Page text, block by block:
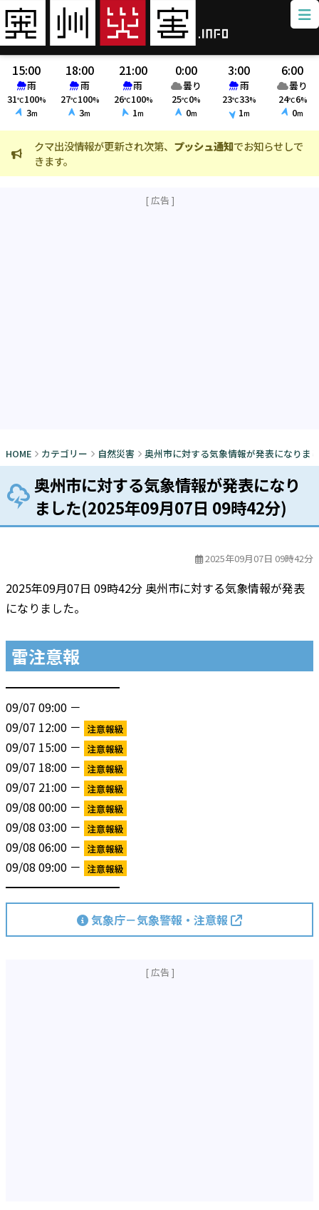
15:00
雨
31℃100%
3m
18:00
雨
27℃100%
3m
21:00
雨
26℃100%
1m
0:00
曇り
25℃0%
0m
3:00
雨
23℃33%
1m
6:00
曇り
24℃6%
0m
クマ出没情報が更新され次第、 プッシュ通知でお知らせしで
きます。
HOME カテゴリー 自然災害 奥州市に対する気象情報が発表になりま
奥州市に対する気象情報が発表になり
ました(2025年09月07日 09時42分)
2025年09月07日 09時42分
2025年09月07日 09時42分 奥州市に対する気象情報が発表
になりました。
雷注意報
━━━━━━━━━━
09/07 09:00 －
09/07 12:00 － 注意報級
09/07 15:00 － 注意報級
09/07 18:00 － 注意報級
09/07 21:00 － 注意報級
09/08 00:00 － 注意報級
09/08 03:00 － 注意報級
09/08 06:00 － 注意報級
09/08 09:00 － 注意報級
━━━━━━━━━━
気象庁－気象警報・注意報